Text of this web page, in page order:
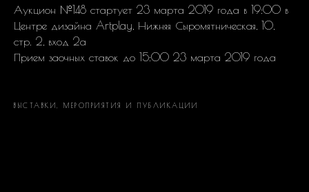
Аукцион №148 стартует 23 марта 2019 года в 19:00 в
Центре дизайна Artplay, Нижняя Сыромятническая, 10,
стр. 2, вход 2а
Прием заочных ставок до 15:00 23 марта 2019 года
ВЫСТАВКИ, МЕРОПРИЯТИЯ И ПУБЛИКАЦИИ